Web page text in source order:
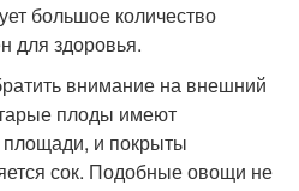
большое количество
для здоровья.
внимание на внешний
плоды имеют
площади, и покрыты
сок. Подобные овощи не